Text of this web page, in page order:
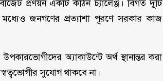
প্রণয়ন একটি কঠিন চ্যালেঞ্জ। বিগত দুটি
মধ্যেও জনগণের প্রত্যাশা পূরণে সরকার কাজ
অ্যাকাউন্টে অর্থ স্থানান্তর করা
সুযোগ থাকবে না।